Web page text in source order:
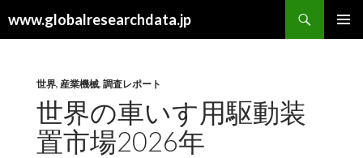
www.globalresearchdata.jp
索
世界, 産業機械, 調査レポート
世界の車いす用駆動装
置市場2026年